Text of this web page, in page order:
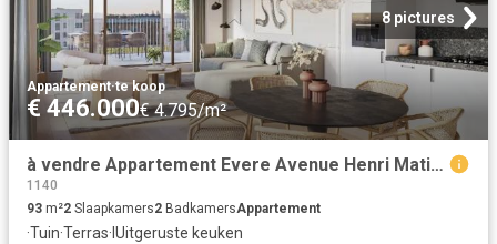
8 pictures
Appartement·te koop
€ 446.000€ 4.795/m²
à vendre Appartement Evere Avenue Henri Matisse
1140
93 m²2 Slaapkamers2 BadkamersAppartement
·Tuin·Terras· IUitgeruste keuken